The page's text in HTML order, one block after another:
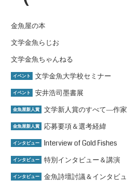
金魚屋の本
文学金魚らじお
文学金魚ちゃんねる
イベント 文学金魚大学校セミナー
イベント 安井浩司墨書展
金魚屋新人賞 文学新人賞のすべて―作
金魚屋新人賞 応募要項＆選考経緯
インタビュー Interview of Gold Fishes
インタビュー 特別インタビュー＆講演
インタビュー 金魚詩壇討議＆インタビ